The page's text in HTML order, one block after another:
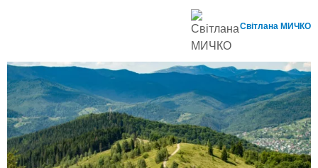
Світлана МИЧКО